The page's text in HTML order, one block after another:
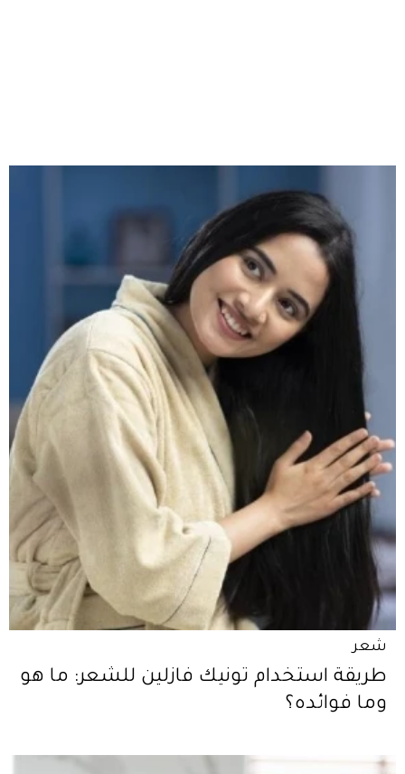
شعر
طريقة استخدام تونيك فازلين للشعر: ما هو
وما فوائده؟